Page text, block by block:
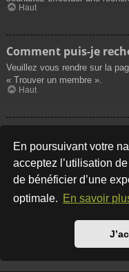
En poursuivant votre
acceptez l’utilisation
de bénéficier d’une
optimale. En savoir
Haut
Comment puis-je
Veuillez vous rendre sur la
« Trouver un membre ».
Haut
Comment puis-je
sujets ?
Vos propres messages
« Afficher vos messages »
soit en cliquant sur le lien «
sur la page de votre propre
« Raccourcis » situé sur la
recherche de vos propres
remplissez convenablement